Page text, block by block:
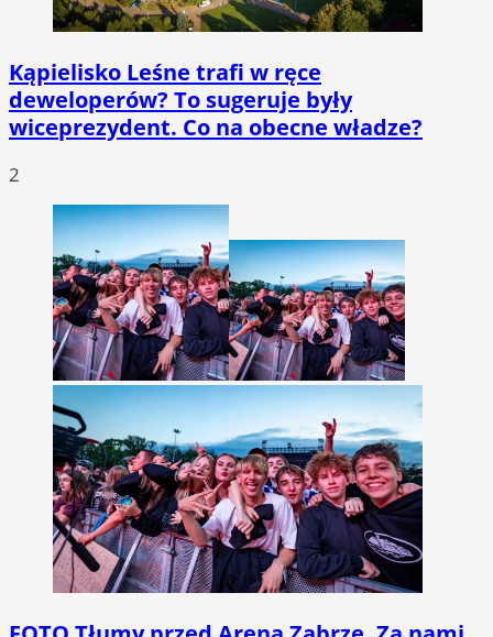
Kąpielisko Leśne trafi w ręce
deweloperów? To sugeruje były
wiceprezydent. Co na obecne władze?
2